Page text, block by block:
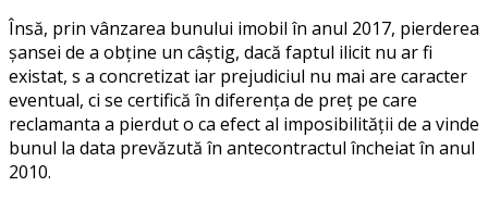
Însă, prin vânzarea bunului imobil în anul 2017, pierderea
şansei de a obţine un câştig, dacă faptul ilicit nu ar fi
existat, s a concretizat iar prejudiciul nu mai are caracter
eventual, ci se certifică în diferenţa de preţ pe care
reclamanta a pierdut o ca efect al imposibilităţii de a vinde
bunul la data prevăzută în antecontractul încheiat în anul
2010.